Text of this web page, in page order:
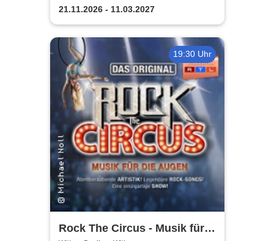
21.11.2026 - 11.03.2027
19:30 Uhr
Rock The Circus - Musik für